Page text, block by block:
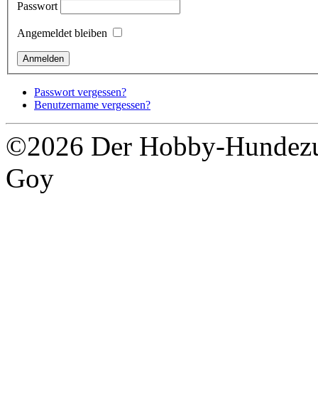
Passwort
Angemeldet bleiben
Passwort vergessen?
Benutzername vergessen?
©2026 Der Hobby-
Goy